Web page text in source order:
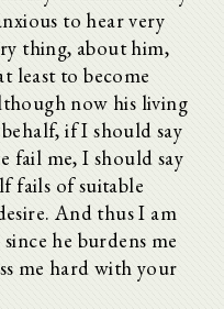
to hear very
thing, about him,
least to become
now his living
if I should say
fail me, I should say
fails of suitable
And thus I am
he burdens me
me hard with your